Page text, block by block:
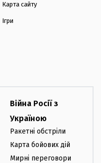
Карта сайту
Ігри
Війна Росії з
Україною
Ракетні обстріли
Карта бойових дій
Мирні переговори